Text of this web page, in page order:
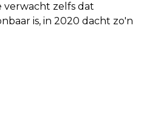
verwacht zelfs dat
is, in 2020 dacht zo'n
WERK
BEREIKEN